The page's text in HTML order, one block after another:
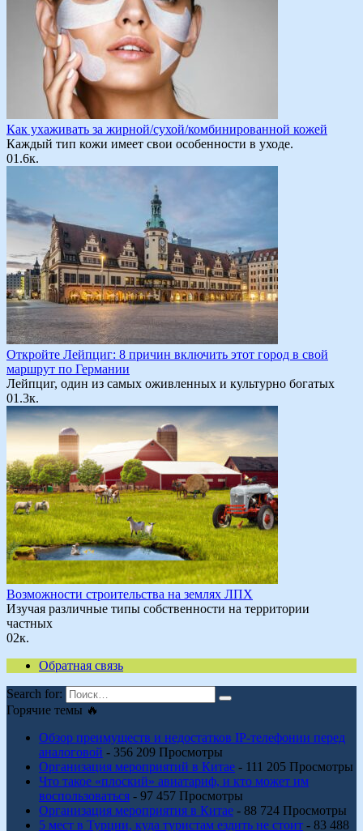
Как ухаживать за жирной/сухой/комбинированной кожей
Каждый тип кожи имеет свои особенности в уходе.
01.6к.
Откройте Лейпциг: 8 причин включить этот город в свой
маршрут по Германии
Лейпциг, один из самых оживленных и культурно богатых
01.3к.
Возможности строительства на землях ЛПХ
Изучая различные типы собственности на территории
частных
02к.
Обратная связь
Search for:
Горячие темы 🔥
Обзор преимуществ и недостатков IP-телефонии перед
аналоговой - 356 209 Просмотры
Организация мероприятий в Китае - 111 205 Просмотры
Что такое «плоский» авиатариф, и кто может им
воспользоваться - 97 457 Просмотры
Организация мероприятия в Китае - 88 724 Просмотры
5 мест в Турции, куда туристам ездить не стоит - 83 488